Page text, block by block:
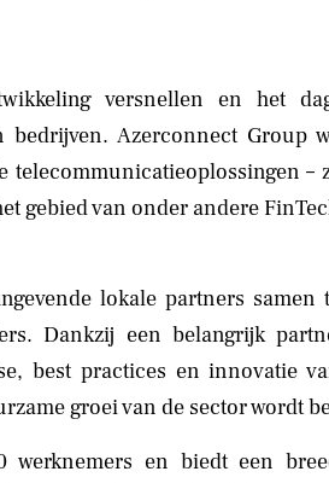
versnellen en het
bedrijven. Azerconnect Group
–
gebied van onder andere
lokale partners samen
Dankzij een belangrijk
best practices en innovatie
groei van de sector wordt
en biedt een